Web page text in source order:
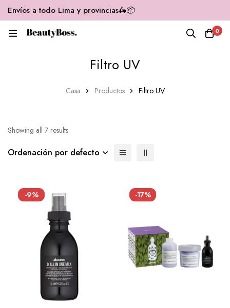
Envíos a todo Lima y provincias🛵📦
0
Filtro UV
Casa Productos Filtro UV
Showing all 7 results
Ordenación por defecto
-9% -17%